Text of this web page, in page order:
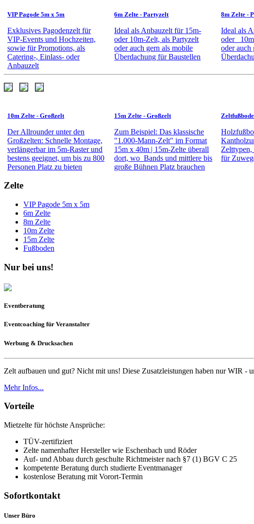
VIP Pagode 5m x 5m
Exklusives Pagodenzelt für
VIP-Events und Hochzeiten,
sowie für Promotions, als
Catering-, Einlass- oder
Anbauzelt
6m Zelte - Partyzelt
Ideal als Anbauzelt für 15m-
oder 10m-Zelt, als Partyzelt
oder auch gern als mobile
Überdachung für Baustellen
8m Zelte -
Ideal als
oder
oder auch
10m Zelte - Großzelt
Der Allrounder unter den
Großzelten: Schnelle Montage,
verlängerbar im 5m-Raster und
bestens geeignet, um bis zu 800
Personen Platz zu bieten
15m Zelte - Großzelt
Zum Beispiel: Das klassische
"1.000-Mann-Zelt" im Format
15m x 40m | 15m-Zelte überall
dort, wo Bands und mittlere bis
große Bühnen Platz brauchen
Zelttypen,
für
Zelte
VIP Pagode 5m x 5m
6m Zelte
8m Zelte
10m Zelte
15m Zelte
Fußboden
Nur bei uns!
Eventberatung
Eventcoaching für Veranstalter
Werbung & Drucksachen
Zelt aufbauen und gut? Nicht mit uns! Diese Zusatzleistungen haben nur WIR -
Mehr Infos...
Vorteile
Mietzelte für höchste Ansprüche:
TÜV-zertifiziert
Zelte namenhafter Hersteller wie Eschenbach und Röder
Auf- und Abbau durch geschulte Richtmeister nach §7 (1) BGV C 25
kompetente Beratung durch studierte Eventmanager
kostenlose Beratung mit Vorort-Termin
Sofortkontakt
Unser Büro